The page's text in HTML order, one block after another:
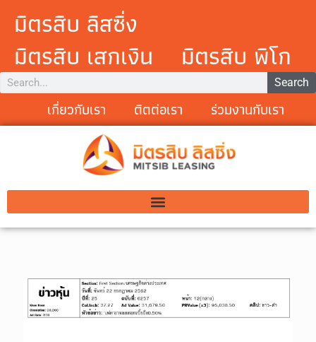
มิตรสิบ ลิสซิ่ง
มิตรสิบ เสกเงิน
มิตรสิบ พิโก
Search
เกี่ยวกับเรา ติตต่อเรา ร่วมงานกับเรา